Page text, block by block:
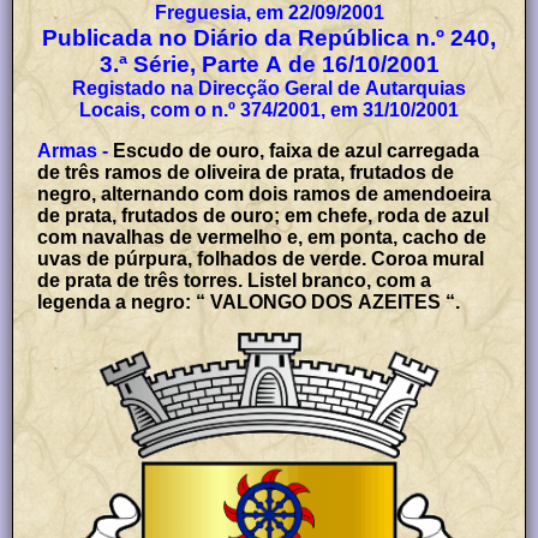
Freguesia, em 22/09/2001
Publicada no Diário da República n.º 240,
3.ª Série, Parte A de 16/10/2001
Registado na Direcção Geral de Autarquias
Locais, com o n.º 374/2001, em 31/10/2001
Armas - Escudo de ouro, faixa de azul carregada
de três ramos de oliveira de prata, frutados de
negro, alternando com dois ramos de amendoeira
de prata, frutados de ouro; em chefe, roda de azul
com navalhas de vermelho e, em ponta, cacho de
uvas de púrpura, folhados de verde. Coroa mural
de prata de três torres. Listel branco, com a
legenda a negro: “ VALONGO DOS AZEITES “.